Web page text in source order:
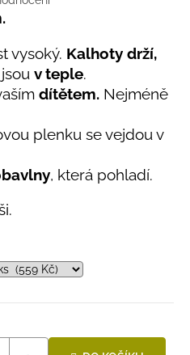
vysoký. Kalhoty drží,
jsou v teple.
dítětem. Nejméně
plenku se vejdou v
, která pohladí.